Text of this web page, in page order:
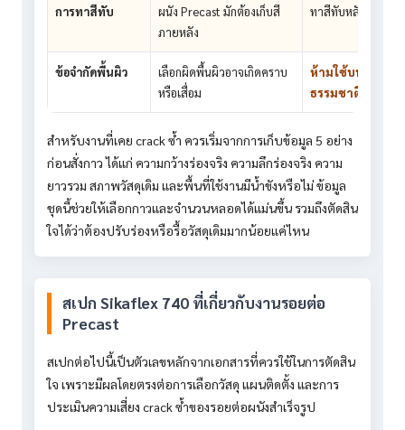
การทาสีทับ
ผนัง Precast มักต้องเก็บสี
ภายหลัง
ทาสีทับหลังยาแนว
ข้อจำกัดพื้นผิว
เลือกผิดพื้นผิวอาจเกิดคราบ
หรือเสื่อม
ห้ามใช้บนหินธร
ธรรมชาติ EPDM
สำหรับงานที่เคย crack ซ้ำ ควรเริ่มจากการเก็บข้อมูล 5 อย่าง
ก่อนสั่งกาว ได้แก่ ความกว้างร่องจริง ความลึกร่องจริง ความ
ยาวรวม สภาพวัสดุเดิม และพื้นที่ใช้งานมีน้ำขังหรือไม่ ข้อมูล
ชุดนี้ช่วยให้เลือกกาวและจำนวนหลอดได้แม่นขึ้น รวมถึงตัดสิน
ใจได้ว่าต้องปรับร่องหรือรื้อวัสดุเดิมมากน้อยแค่ไหน
สเปก Sikaflex 740 ที่เกี่ยวกับงานรอยต่อ
Precast
สเปกต่อไปนี้เป็นตัวเลขหลักจากเอกสารที่ควรใช้ในการตัดสิน
ใจ เพราะมีผลโดยตรงต่อการเลือกวัสดุ แผนติดตั้ง และการ
ประเมินความเสี่ยง crack ซ้ำของรอยต่อผนังสำเร็จรูป